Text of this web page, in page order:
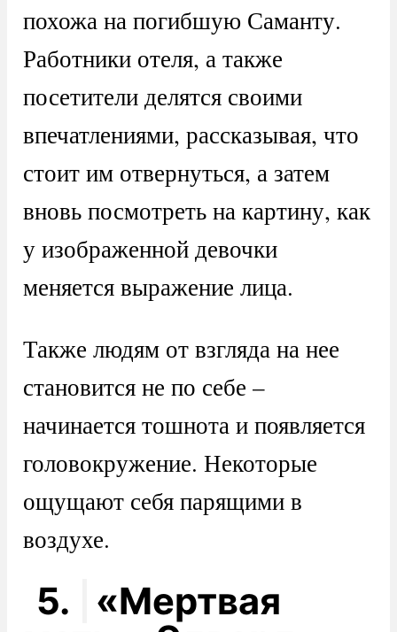
похожа на погибшую Саманту.
Работники отеля, а также
посетители делятся своими
впечатлениями, рассказывая, что
стоит им отвернуться, а затем
вновь посмотреть на картину, как
у изображенной девочки
меняется выражение лица.
Также людям от взгляда на нее
становится не по себе –
начинается тошнота и появляется
головокружение. Некоторые
ощущают себя парящими в
воздухе.
5.
«Мертвая